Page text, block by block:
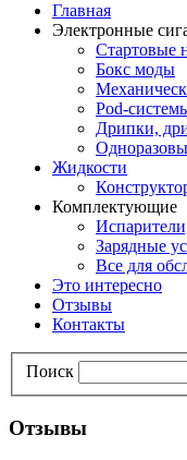
Главная
Электронные
Стартовые
Бокс моды
Pod-
Дрипки,
Жидкости
Комплектующие
Зарядные
Все для
Это интересно
Отзывы
Контакты
Поиск
Отзывы